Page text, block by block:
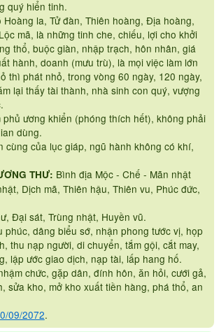
quý hiển tinh.
la, Tử đàn, Thiên hoàng, Địa hoàng,
mã, là những tinh che, chiếu, lợi cho khởi
thổ, buộc giàn, nhập trạch, hôn nhân, giá
hành, doanh (mưu trù), là mọi việc làm lớn
thì phát nhỏ, trong vòng 60 ngày, 120 ngày,
lại thấy tài thành, nhà sinh con quý, vượng
phủ ương khiển (phóng thích hết), không phải
dùng.
cùng của lục giáp, ngũ hành không có khí,
THƯ: Bình địa Mộc - Chế - Mãn nhật
Dịch mã, Thiên hậu, Thiên vu, Phúc đức,
Đại sát, Trùng nhật, Huyền vũ.
phúc, dâng biểu sớ, nhận phong tước vị, họp
thu nạp người, di chuyển, tắm gội, cắt may,
lập ước giao dịch, nạp tài, lấp hang hố.
chức, gặp dân, đính hôn, ăn hỏi, cưới gả,
sửa kho, mở kho xuất tiền hàng, phá thổ, an
09/2072.